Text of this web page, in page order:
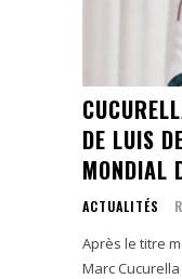
DE LUIS
MONDIAL
ACTUALITÉS
Après le titre
Marc